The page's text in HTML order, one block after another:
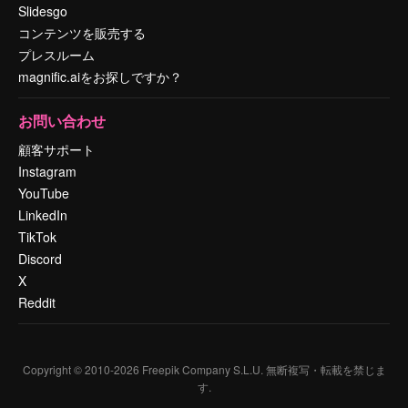
Slidesgo
コンテンツを販売する
プレスルーム
magnific.aiをお探しですか？
お問い合わせ
顧客サポート
Instagram
YouTube
LinkedIn
TikTok
Discord
X
Reddit
Copyright © 2010-2026 Freepik Company S.L.U. 無断複写・転載を禁じま
す.